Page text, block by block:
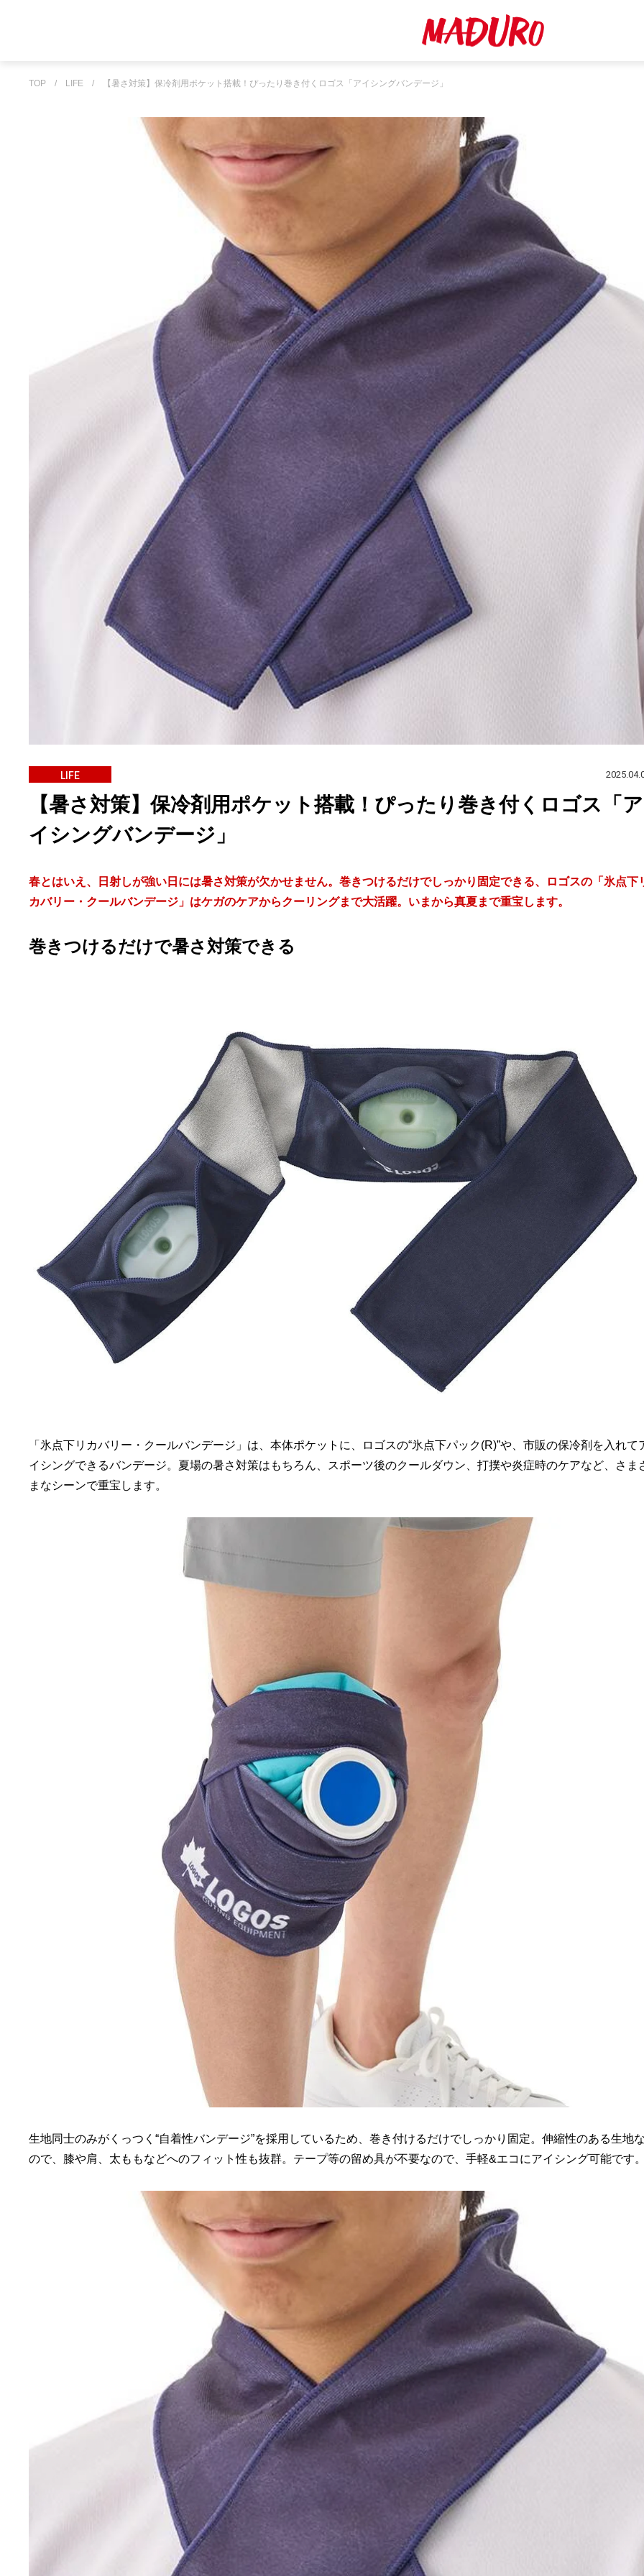
TOP / LIFE / 【暑さ対策】保冷剤用ポケット搭載！ぴったり巻き付くロゴス「アイシングバンデージ」
LIFE
【暑さ対策】保冷剤用ポケット搭載！ぴったり巻き付くロゴス「ア
イシングバンデージ」
春とはいえ、日射しが強い日には暑さ対策が欠かせません。巻きつけるだけでしっかり固定できる、ロゴスの「氷点下
カバリー・クールバンデージ」はケガのケアからクーリングまで大活躍。いまから真夏まで重宝します。
巻きつけるだけで暑さ対策できる
「氷点下リカバリー・クールバンデージ」は、本体ポケットに、ロゴスの“氷点下パック(R)”や、市販の保冷剤を入れて
イシングできるバンデージ。夏場の暑さ対策はもちろん、スポーツ後のクールダウン、打撲や炎症時のケアなど、さま
まなシーンで重宝します。
生地同士のみがくっつく“自着性バンデージ”を採用しているため、巻き付けるだけでしっかり固定。伸縮性のある生地
ので、膝や肩、太ももなどへのフィット性も抜群。テープ等の留め具が不要なので、手軽&エコにアイシング可能です